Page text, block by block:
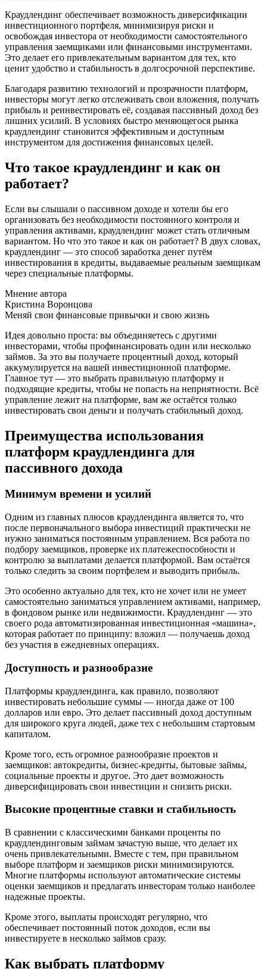
Краудлендинг обеспечивает возможность диверсификации
инвестиционного портфеля, минимизируя риски и
освобождая инвестора от необходимости самостоятельного
управления заемщиками или финансовыми инструментами.
Это делает его привлекательным вариантом для тех, кто
ценит удобство и стабильность в долгосрочной перспективе.
Благодаря развитию технологий и прозрачности платформ,
инвесторы могут легко отслеживать свои вложения, получать
прибыль и реинвестировать её, создавая пассивный доход без
лишних усилий. В условиях быстро меняющегося рынка
краудлендинг становится эффективным и доступным
инструментом для достижения финансовых целей.
Что такое краудлендинг и как он
работает?
Если вы слышали о пассивном доходе и хотели бы его
организовать без необходимости постоянного контроля и
управления активами, краудлендинг может стать отличным
вариантом. Но что это такое и как он работает? В двух словах,
краудлендинг — это способ заработка денег путём
инвестирования в кредиты, выдаваемые реальным заемщикам
через специальные платформы.
Мнение автора
Кристина Воронцова
Меняй свои финансовые привычки и свою жизнь
Идея довольно проста: вы объединяетесь с другими
инвесторами, чтобы профинансировать один или несколько
займов. За это вы получаете процентный доход, который
аккумулируется на вашей инвестиционной платформе.
Главное тут — это выбрать правильную платформу и
подходящие кредиты, чтобы не попасть на неприятности. Всё
управление лежит на платформе, вам же остаётся только
инвестировать свои деньги и получать стабильный доход.
Преимущества использования
платформ краудлендинга для
пассивного дохода
Минимум времени и усилий
Одним из главных плюсов краудлендинга является то, что
после первоначального выбора инвестиций практически не
нужно заниматься постоянным управлением. Вся работа по
подбору заемщиков, проверке их платежеспособности и
контролю за выплатами делается платформой. Вам остаётся
только следить за своим портфелем и выводить прибыль.
Это особенно актуально для тех, кто не хочет или не умеет
самостоятельно заниматься управлением активами, например,
в фондовом рынке или недвижимости. Краудлендинг — это
своего рода автоматизированная инвестиционная «машина»,
которая работает по принципу: вложил — получаешь доход
без участия в ежедневных операциях.
Доступность и разнообразие
Платформы краудлендинга, как правило, позволяют
инвестировать небольшие суммы — иногда даже от 100
долларов или евро. Это делает пассивный доход доступным
для широкого круга людей, даже тех с небольшим стартовым
капиталом.
Кроме того, есть огромное разнообразие проектов и
заемщиков: автокредиты, бизнес-кредиты, бытовые займы,
социальные проекты и другое. Это дает возможность
диверсифицировать свои инвестиции и снизить риски.
Высокие процентные ставки и стабильность
В сравнении с классическими банками проценты по
краудлендинговым займам зачастую выше, что делает их
очень привлекательными. Вместе с тем, при правильном
выборе платформ и заемщиков риски минимизируются.
Многие платформы используют автоматические системы
оценки заемщиков и предлагать инвесторам только наиболее
надежные проекты.
Кроме этого, выплаты происходят регулярно, что
обеспечивает постоянный поток доходов, если вы
инвестируете в несколько займов сразу.
Как выбрать платформу